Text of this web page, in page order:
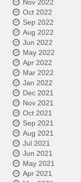
Nov 2022
Oct 2022
Sep 2022
Aug 2022
Jun 2022
May 2022
Apr 2022
Mar 2022
Jan 2022
Dec 2021
Nov 2021
Oct 2021
Sep 2021
Aug 2021
Jul 2021
Jun 2021
May 2021
Apr 2021